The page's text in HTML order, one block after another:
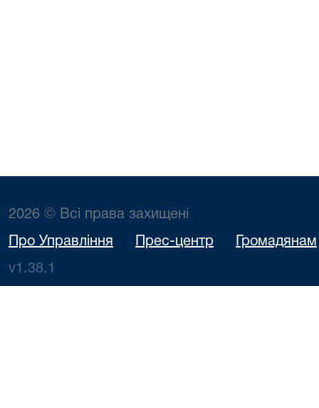
2026 © Всі права захищені
Про Управління Прес-центр Громадянам
v1.38.1